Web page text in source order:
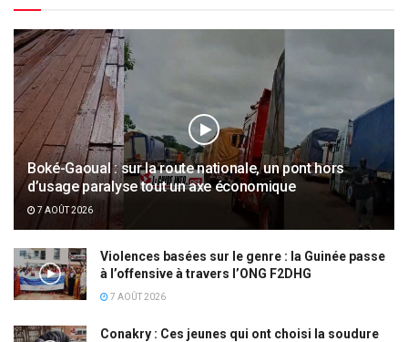
Boké-Gaoual : sur la route nationale, un pont hors
d’usage paralyse tout un axe économique
7 AOÛT 2026
Violences basées sur le genre : la Guinée passe
à l’offensive à travers l’ONG F2DHG
7 AOÛT 2026
Conakry : Ces jeunes qui ont choisi la soudure